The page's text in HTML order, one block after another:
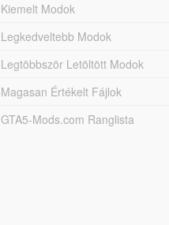
Kiemelt Modok
Legkedveltebb Modok
Legtöbbször Letöltött Modok
Magasan Értékelt Fájlok
GTA5-Mods.com Ranglista